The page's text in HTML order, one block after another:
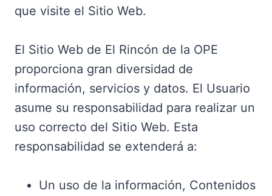
que visite el Sitio Web.
El Sitio Web de El Rincón de la OPE
proporciona gran diversidad de
información, servicios y datos. El Usuario
asume su responsabilidad para realizar un
uso correcto del Sitio Web. Esta
responsabilidad se extenderá a:
Un uso de la información, Contenidos